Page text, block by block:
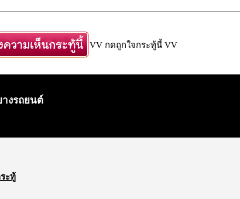
VV กดถูกใจกระทู้นี้ VV
งรถยนต์
ะทู้